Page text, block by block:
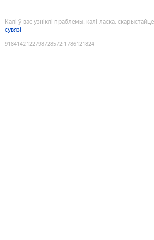
Калі ў вас узніклі праблемы, калі ласка, скарыстайце
сувязі
9184142122798728572:1786121824